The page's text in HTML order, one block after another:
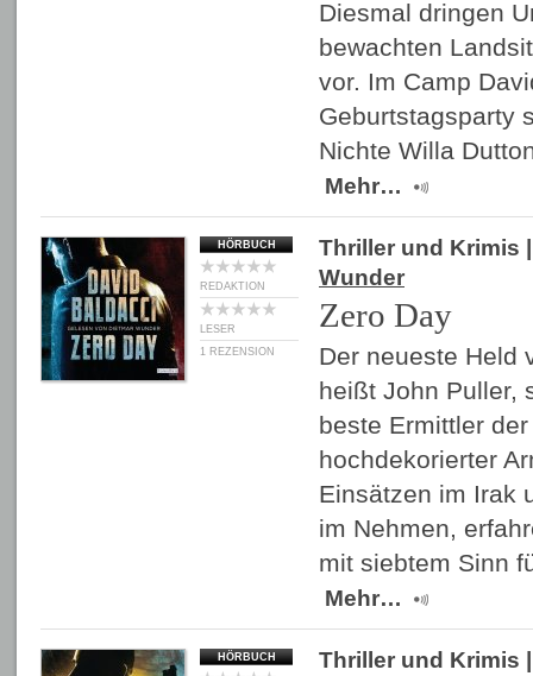
Diesmal dringen
bewachten
vor. Im Camp
Geburtstagsparty
Nichte Willa
Mehr…
HÖRBUCH
REDAKTION
LESER
1 REZENSION
Thriller und Krimis
Wunder
Zero Day
Der neueste Held
heißt John Puller,
beste Ermittler
hochdekorierter
Einsätzen im Irak
im Nehmen,
mit siebtem Sinn
Mehr…
HÖRBUCH Thriller und Krimis